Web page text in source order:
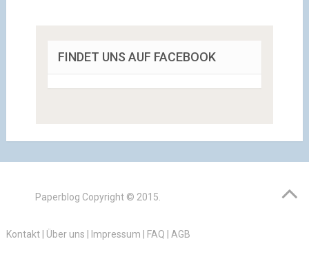
FINDET UNS AUF FACEBOOK
Paperblog Copyright © 2015.
Kontakt| Über uns | Impressum | FAQ | AGB